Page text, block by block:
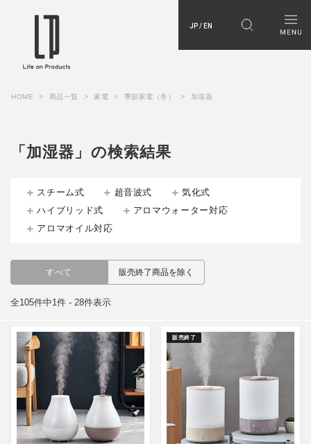
JP / EN
HOME 商品一覧 家電 季節家電（冬） 加湿器
「加湿器」の検索結果
スチーム式 超音波式
気化式
ハイブリッド式
アロマウォーター対応
アロマオイル対応
すべて 販売終了商品を除く
全105件中1件 - 28件表示
販売終了